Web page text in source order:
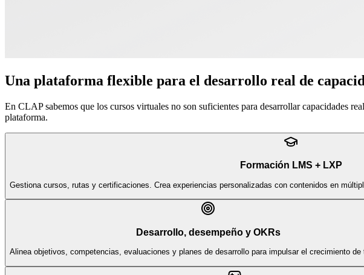
Una plataforma flexible para el desarrollo real de
En CLAP sabemos que los cursos virtuales no son suficientes para desarrollar capacidades
plataforma.
Formación LMS + LXP
Gestiona cursos, rutas y certificaciones. Crea experiencias personalizadas con contenidos en
Desarrollo, desempeño y OKRs
Alinea objetivos, competencias, evaluaciones y planes de desarrollo para impulsar el crecimiento de